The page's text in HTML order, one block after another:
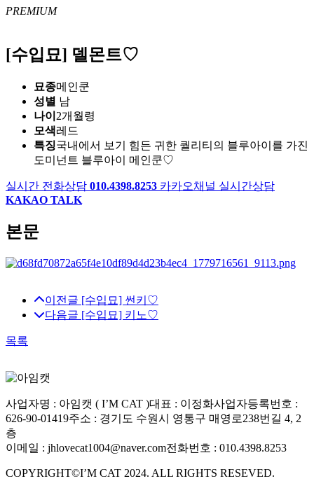
PREMIUM
[수입묘] 델몬트♡
묘종메인쿤
성별 남
나이 2개월령
모색레드
특징국내에서 보기 힘든 귀한 퀄리티의 블루아이를 가진
도미넌트 블루아이 메인쿤♡
실시간 전화상담 010.4398.8253 카카오채널 실시간상담
KAKAO TALK
본문
이전글 [수입묘] 썬키♡
다음글 [수입묘] 키노♡
목록
사업자명 : 아임캣 ( I’M CAT )대표 : 이정화사업자등록번호 :
626-90-01419주소 : 경기도 수원시 영통구 매영로238번길 4, 2
층
이메일 : jhlovecat1004@naver.com전화번호 : 010.4398.8253
COPYRIGHT©I’M CAT 2024. ALL RIGHTS RESEVED.